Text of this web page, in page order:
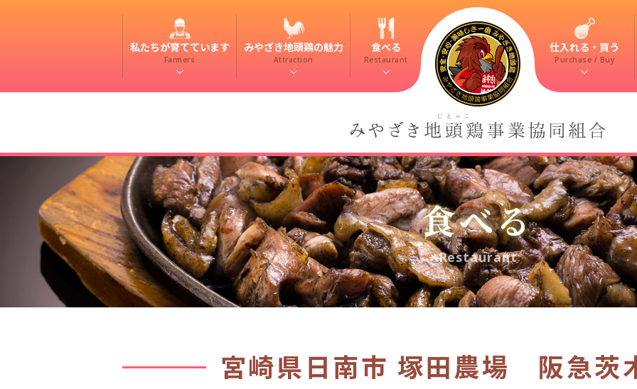
私たちが育てています
Farmers
みやざき地頭鶏の魅力
Attraction
食べる
Restaurant
仕入れる・買う
Purchase / Buy
食べる
Restaurant
宮崎県日南市 塚田農場 阪急茨